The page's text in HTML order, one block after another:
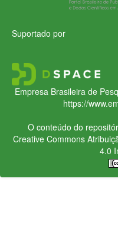
Suportado por
Empresa Brasileira de
https://
O conteúdo do
Creative Commons
4.0